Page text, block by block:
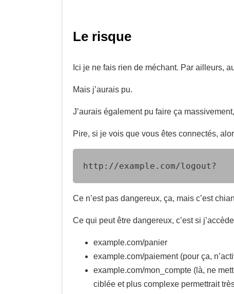
Le risque
Ici je ne fais rien de méchant. Par ailleurs,
Mais j’aurais pu.
J’aurais également pu faire ça
Pire, si je vois que vous êtes connectés,
http://example.com/logout?
Ce n’est pas dangereux, ça, mais c’est
Ce qui peut être dangereux, c’est si
example.com/panier
example.com/paiement (pour ça,
example.com/mon_compte (là, ne
ciblée et plus complexe permettrait